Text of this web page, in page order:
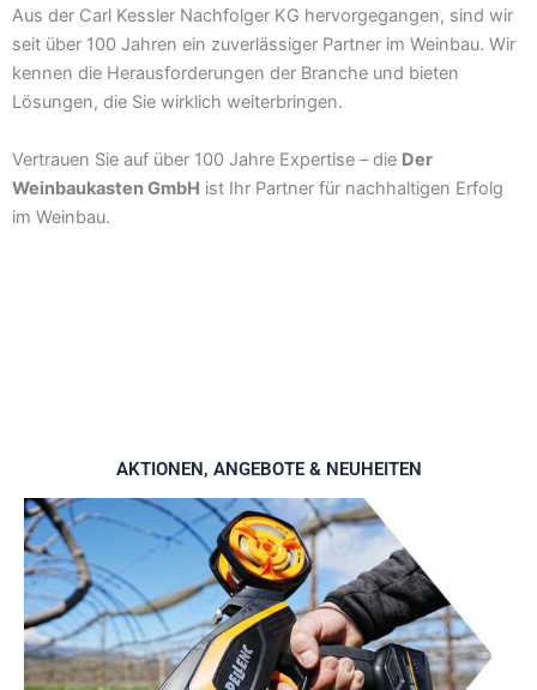
Aus der Carl Kessler Nachfolger KG hervorgegangen, sind wir
seit über 100 Jahren ein zuverlässiger Partner im Weinbau. Wir
kennen die Herausforderungen der Branche und bieten
Lösungen, die Sie wirklich weiterbringen.
Vertrauen Sie auf über 100 Jahre Expertise – die Der
Weinbaukasten GmbH ist Ihr Partner für nachhaltigen Erfolg
im Weinbau.
AKTIONEN, ANGEBOTE & NEUHEITEN​